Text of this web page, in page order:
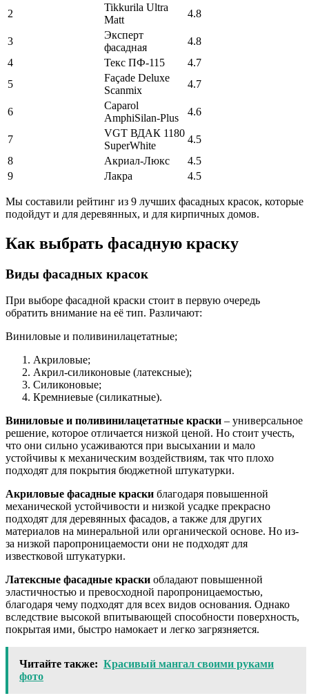
2
Tikkurila Ultra
Matt
4.8
3
Эксперт
фасадная
4.8
4
Текс ПФ-115
4.7
5
Façade Deluxe
Scanmix
4.7
6
Caparol
AmphiSilan-Plus
4.6
7
VGT ВДАК 1180
SuperWhite
4.5
8
Акриал-Люкс
4.5
9
Лакра 4.5
Мы составили рейтинг из 9 лучших фасадных красок, которые
подойдут и для деревянных, и для кирпичных домов.
Как выбрать фасадную краску
Виды фасадных красок
При выборе фасадной краски стоит в первую очередь
обратить внимание на её тип. Различают:
Виниловые и поливинилацетатные;
Акриловые;
Акрил-силиконовые (латексные);
Силиконовые;
Кремниевые (силикатные).
Виниловые и поливинилацетатные краски – универсальное
решение, которое отличается низкой ценой. Но стоит учесть,
что они сильно усаживаются при высыхании и мало
устойчивы к механическим воздействиям, так что плохо
подходят для покрытия бюджетной штукатурки.
Акриловые фасадные краски благодаря повышенной
механической устойчивости и низкой усадке прекрасно
подходят для деревянных фасадов, а также для других
материалов на минеральной или органической основе. Но из-
за низкой паропроницаемости они не подходят для
известковой штукатурки.
Латексные фасадные краски обладают повышенной
эластичностью и превосходной паропроницаемостью,
благодаря чему подходят для всех видов основания. Однако
вследствие высокой впитывающей способности поверхность,
покрытая ими, быстро намокает и легко загрязняется.
Читайте также: Красивый мангал своими руками
фото